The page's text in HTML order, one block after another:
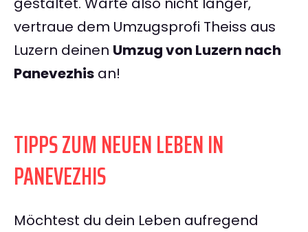
vertraue dem Umzugsprofi Theiss aus
Luzern deinen Umzug von Luzern nach
Panevezhis an!
TIPPS ZUM NEUEN LEBEN IN
PANEVEZHIS
Möchtest du dein Leben aufregend